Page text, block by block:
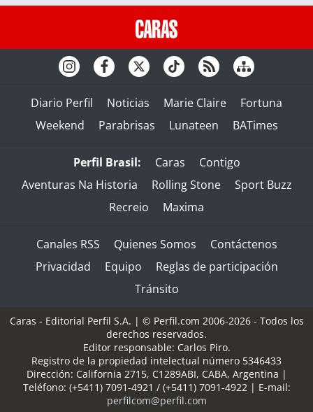
Diario Perfil Noticias Marie Claire
Fortuna
Weekend
Parabrisas Lunateen BATimes
Perfil Brasil: Caras
Contigo
Aventuras Na Historia
Rolling Stone
Sport Buzz
Recreio
Maxima
Canales RSS Quienes Somos
Contáctenos
Privacidad
Equipo
Reglas de participación
Tránsito
Caras - Editorial Perfil S.A. | © Perfil.com 2006-2026 - Todos los
derechos reservados.
Editor responsable: Carlos Piro.
Registro de la propiedad intelectual número 5346433
Dirección: California 2715, C1289ABI, CABA, Argentina |
Teléfono: (+5411) 7091-4921 / (+5411) 7091-4922| E-mail:
perfilcom@perfil.com